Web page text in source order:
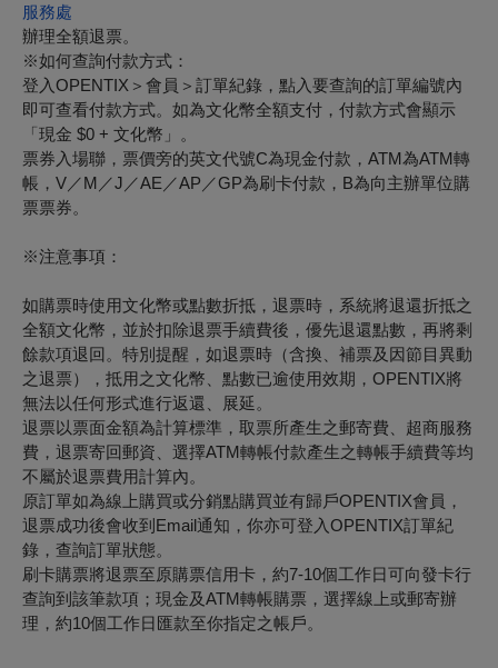
服務處
辦理全額退票。
※如何查詢付款方式：
登入OPENTIX＞會員＞訂單紀錄，點入要查詢的訂單編號內
即可查看付款方式。如為文化幣全額支付，付款方式會顯示
「現金 $0 + 文化幣」。
票券入場聯，票價旁的英文代號C為現金付款，ATM為ATM轉
帳，V／M／J／AE／AP／GP為刷卡付款，B為向主辦單位購
票票券。
※注意事項：
如購票時使用文化幣或點數折抵，退票時，系統將退還折抵之
全額文化幣，並於扣除退票手續費後，優先退還點數，再將剩
餘款項退回。特別提醒，如退票時（含換、補票及因節目異動
之退票），抵用之文化幣、點數已逾使用效期，OPENTIX將
無法以任何形式進行返還、展延。
退票以票面金額為計算標準，取票所產生之郵寄費、超商服務
費，退票寄回郵資、選擇ATM轉帳付款產生之轉帳手續費等均
不屬於退票費用計算內。
原訂單如為線上購買或分銷點購買並有歸戶OPENTIX會員，
退票成功後會收到Email通知，你亦可登入OPENTIX訂單紀
錄，查詢訂單狀態。
刷卡購票將退票至原購票信用卡，約7-10個工作日可向發卡行
查詢到該筆款項；現金及ATM轉帳購票，選擇線上或郵寄辦
理，約10個工作日匯款至你指定之帳戶。